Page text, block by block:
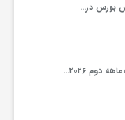
دوم ۲۰۲۶…